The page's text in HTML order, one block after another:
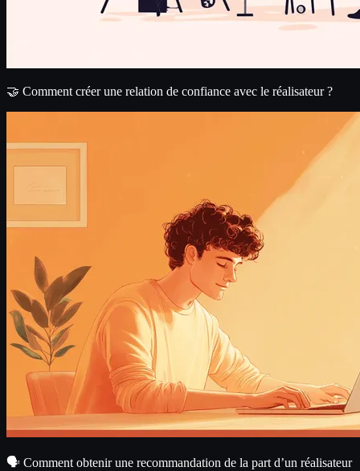
🤝 Comment créer une relation de confiance avec le réalisateur ?
🗣️ Comment obtenir une recommandation de la part d’un réalisateur